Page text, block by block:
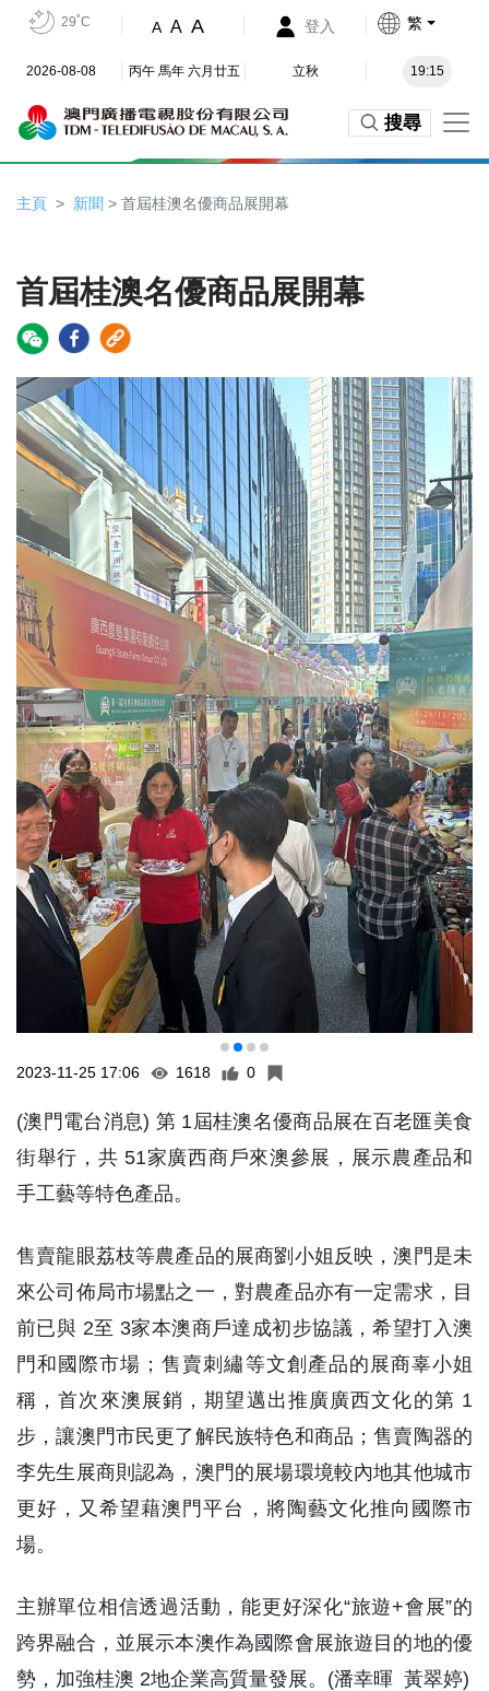
29˚C A A A 登入 繁
2026-08-08 丙午 馬年 六月廿五 立秋 19:15
搜尋
主頁 新聞 > 首屆桂澳名優商品展開幕
首屆桂澳名優商品展開幕
2023-11-25 17:06 1618 0
(澳門電台消息) 第 1屆桂澳名優商品展在百老匯美食
街舉行，共 51家廣西商戶來澳參展，展示農產品和
手工藝等特色產品。
售賣龍眼荔枝等農產品的展商劉小姐反映，澳門是未
來公司佈局市場點之一，對農產品亦有一定需求，目
前已與 2至 3家本澳商戶達成初步協議，希望打入澳
門和國際市場；售賣刺繡等文創產品的展商辜小姐
稱，首次來澳展銷，期望邁出推廣廣西文化的第 1
步，讓澳門市民更了解民族特色和商品；售賣陶器的
李先生展商則認為，澳門的展場環境較內地其他城市
更好，又希望藉澳門平台，將陶藝文化推向國際市
場。
主辦單位相信透過活動，能更好深化“旅遊+會展”的
跨界融合，並展示本澳作為國際會展旅遊目的地的優
勢，加強桂澳 2地企業高質量發展。(潘幸暉 黃翠婷)